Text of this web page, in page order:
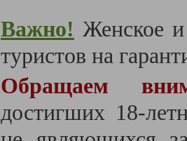
Важно! Женское
туристов на
Обращаем
достигших 18-